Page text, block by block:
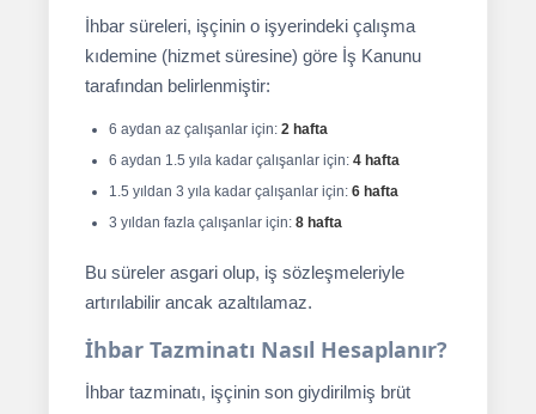
İhbar süreleri, işçinin o işyerindeki çalışma
kıdemine (hizmet süresine) göre İş Kanunu
tarafından belirlenmiştir:
6 aydan az çalışanlar için: 2 hafta
6 aydan 1.5 yıla kadar çalışanlar için: 4 hafta
1.5 yıldan 3 yıla kadar çalışanlar için: 6 hafta
3 yıldan fazla çalışanlar için: 8 hafta
Bu süreler asgari olup, iş sözleşmeleriyle
artırılabilir ancak azaltılamaz.
İhbar Tazminatı Nasıl Hesaplanır?
İhbar tazminatı, işçinin son giydirilmiş brüt